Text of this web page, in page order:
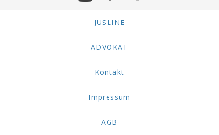
JUSLINE
ADVOKAT
Kontakt
Impressum
AGB